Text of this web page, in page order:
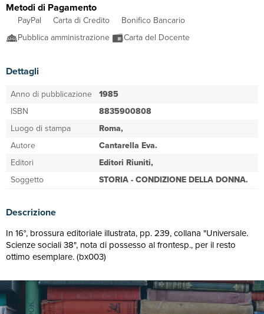
Metodi di Pagamento
PayPal Carta di Credito
Bonifico Bancario
Pubblica amministrazione
Carta del Docente
Dettagli
Anno di pubblicazione 1985
ISBN
8835900808
Luogo di stampa
Roma,
Autore
Cantarella Eva.
Editori
Editori Riuniti,
Soggetto
STORIA - CONDIZIONE DELLA DONNA.
Descrizione
In 16°, brossura editoriale illustrata, pp. 239, collana "Universale.
Scienze sociali 38", nota di possesso al frontesp., per il resto
ottimo esemplare. (bx003)